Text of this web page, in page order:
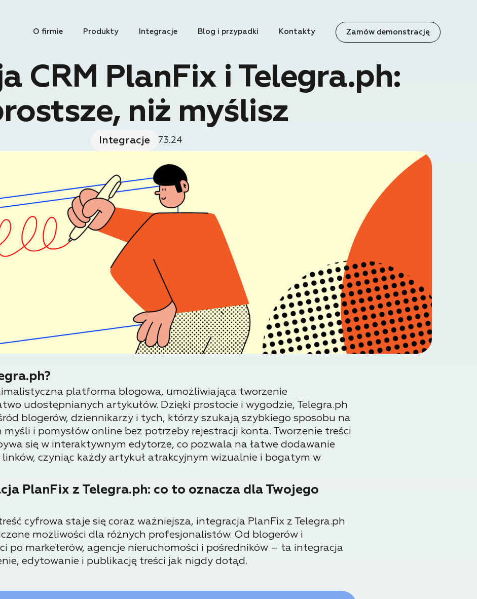
O firmie Produkty Integracje Blog i przypadki Kontakty Zamów demonstrację
CRM PlanFix i Telegra.ph:
niż myślisz
Integracje 7.3.24
platforma blogowa, umożliwiająca tworzenie
udostępnianych artykułów. Dzięki prostocie i wygodzie, Telegra.ph
blogerów, dziennikarzy i tych, którzy szukają szybkiego sposobu na
myśli i pomysłów online bez potrzeby rejestracji konta. Tworzenie treści
się w interaktywnym edytorze, co pozwala na łatwe dodawanie
czyniąc każdy artykuł atrakcyjnym wizualnie i bogatym w
PlanFix z Telegra.ph: co to oznacza dla Twojego
cyfrowa staje się coraz ważniejsza, integracja PlanFix z Telegra.ph
możliwości dla różnych profesjonalistów. Od blogerów i
po marketerów, agencje nieruchomości i pośredników – ta integracja
edytowanie i publikację treści jak nigdy dotąd.